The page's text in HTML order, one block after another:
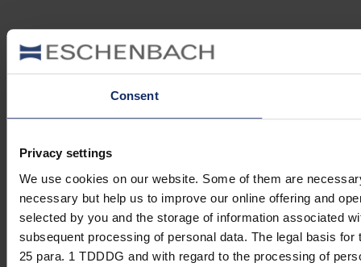
Consent
Privacy settings
We use cookies on our website. Some of them are
necessary but help us to improve our online offering and
selected by you and the storage of information associated
subsequent processing of personal data. The legal basis
25 para. 1 TDDDG and with regard to the processing of